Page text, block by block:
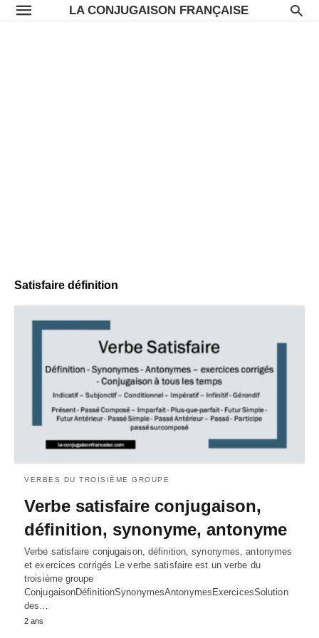
LA CONJUGAISON FRANÇAISE
Satisfaire définition
VERBES DU TROISIÈME GROUPE
Verbe satisfaire conjugaison,
définition, synonyme, antonyme
Verbe satisfaire conjugaison, définition, synonymes, antonymes
et exercices corrigés Le verbe satisfaire est un verbe du
troisième groupe
ConjugaisonDéfinitionSynonymesAntonymesExercicesSolution
des…
2 ans